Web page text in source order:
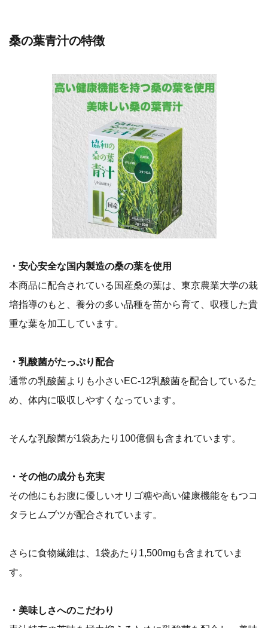
桑の葉青汁の特徴
・安心安全な国内製造の桑の葉を使用
本商品に配合されている国産桑の葉は、東京農業大学の栽
培指導のもと、養分の多い品種を苗から育て、収穫した貴
重な葉を加工しています。
・乳酸菌がたっぷり配合
通常の乳酸菌よりも小さいEC-12乳酸菌を配合しているた
め、体内に吸収しやすくなっています。
そんな乳酸菌が1袋あたり100億個も含まれています。
・その他の成分も充実
その他にもお腹に優しいオリゴ糖や高い健康機能をもつコ
タラヒムブツが配合されています。
さらに食物繊維は、1袋あたり1,500mgも含まれていま
す。
・美味しさへのこだわり